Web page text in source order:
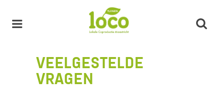
VEELGESTELDE
VRAGEN